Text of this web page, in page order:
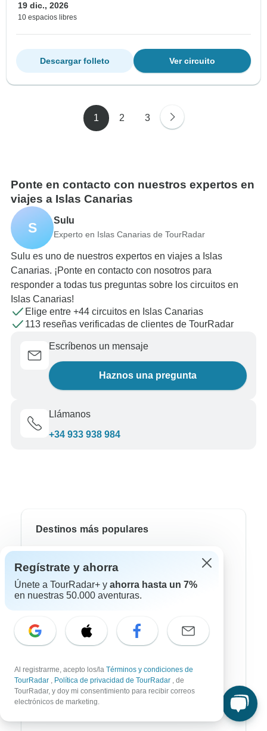
19 dic., 2026
10 espacios libres
Ver circuito
Descargar folleto
1 2 3
Ponte en contacto con nuestros expertos en
viajes a Islas Canarias
S Sulu
Experto en Islas Canarias de TourRadar
Sulu es uno de nuestros expertos en viajes a Islas
Canarias. ¡Ponte en contacto con nosotros para
responder a todas tus preguntas sobre los circuitos en
Islas Canarias!
Elige entre +44 circuitos en Islas Canarias
113 reseñas verificadas de clientes de TourRadar
Escríbenos un mensaje
Haznos una pregunta
Llámanos
+34 933 938 984
Destinos más populares
Asia
Europa
Latin América
América del Sur
Egipto
Regístrate y ahorra
Únete a TourRadar+ y ahorra hasta un 7%
en nuestras 50.000 aventuras.
Al registrarme, acepto los/la Términos y condiciones de
TourRadar , Política de privacidad de TourRadar , de
TourRadar, y doy mi consentimiento para recibir correos
electrónicos de marketing.